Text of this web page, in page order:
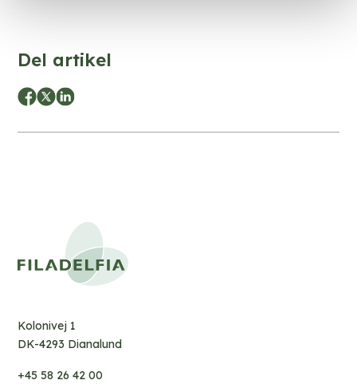
Del artikel
Kolonivej 1
DK-4293 Dianalund
+45 58 26 42 00